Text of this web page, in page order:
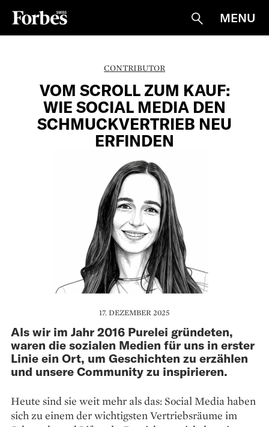
Suche
MENU
CONTRIBUTOR
VOM SCROLL ZUM KAUF:
WIE SOCIAL MEDIA DEN
SCHMUCKVERTRIEB NEU
ERFINDEN
17. DEZEMBER 2025
Als wir im Jahr 2016 ­Purelei gründeten,
waren die sozialen Medien für uns in erster
Linie ein Ort, um Geschichten zu erzählen
und unsere Community zu inspirieren.
Heute sind sie weit mehr als das: Social Media haben
sich zu einem der wichtigsten Vertriebsräume im